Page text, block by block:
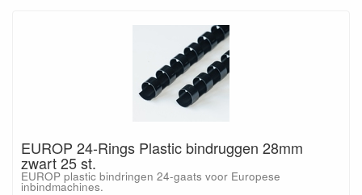
EUROP 24-Rings Plastic bindruggen 28mm
zwart 25 st.
EUROP plastic bindringen 24-gaats voor Europese
inbindmachines.